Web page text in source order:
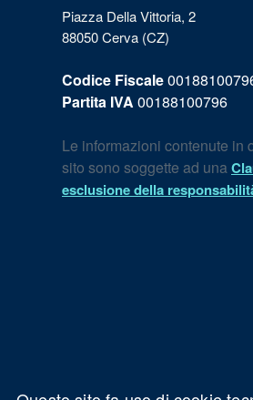
Piazza Della Vittoria, 2
88050 Cerva (CZ)
Codice Fiscale
Partita IVA 00188100796
Le informazioni contenute in
sito sono soggette ad una
esclusione della